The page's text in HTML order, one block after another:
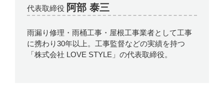
代表取締役 阿部 泰三
雨漏り修理・雨桶工事・屋根工事業者として工事
に携わり30年以上。工事監督などの実績を持つ
「株式会社 LOVE STYLE」の代表取締役。